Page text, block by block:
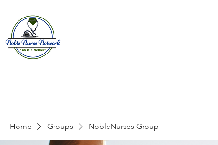
Home Groups NobleNurses Group